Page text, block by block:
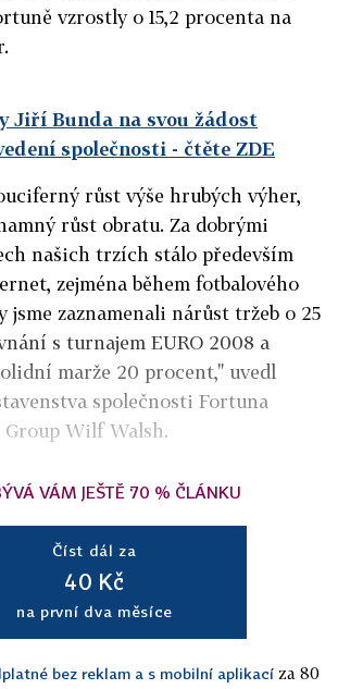
vzrostly o 15,2 procenta na
Jiří Bunda na svou žádost
společnosti - čtěte ZDE
růst výše hrubých výher,
růst obratu. Za dobrými
našich trzích stálo především
zejména během fotbalového
jsme zaznamenali nárůst tržeb o 25
s turnajem EURO 2008 a
marže 20 procent," uvedl
společnosti Fortuna
Wilf Walsh.
VÁM JEŠTĚ 70 % ČLÁNKU
Číst dál za
40 Kč
na první dva měsíce
bez reklam a s mobilní aplikací za 80